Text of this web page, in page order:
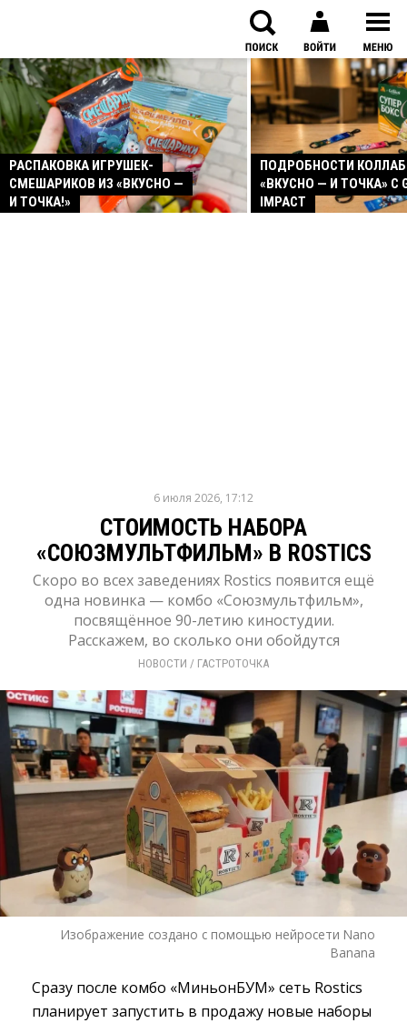
РАСПАКОВКА ИГРУШЕК-
СМЕШАРИКОВ ИЗ «ВКУСНО —
И ТОЧКА!»
ПОДРОБНОСТИ
«ВКУСНО — И ТОЧКА» С
IMPACT
6 июля 2026, 17:12
СТОИМОСТЬ НАБОРА
«СОЮЗМУЛЬТФИЛЬМ» В ROSTICS
Скоро во всех заведениях Rostics появится ещё
одна новинка — комбо «Союзмультфильм»,
посвящённое 90-летию киностудии.
Расскажем, во сколько они обойдутся
НОВОСТИ / ГАСТРОТОЧКА
Изображение создано с помощью нейросети Nano
Banana
Сразу после комбо «МиньонБУМ» сеть Rostics
планирует запустить в продажу новые наборы